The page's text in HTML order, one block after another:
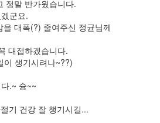
정말 반가웠습니다.
군요.
대폭(?) 줄여주신 정균님께
대접하겠습니다.
이 생기시려나~??)
.~ 슝~~
기 건강 잘 챙기시길...